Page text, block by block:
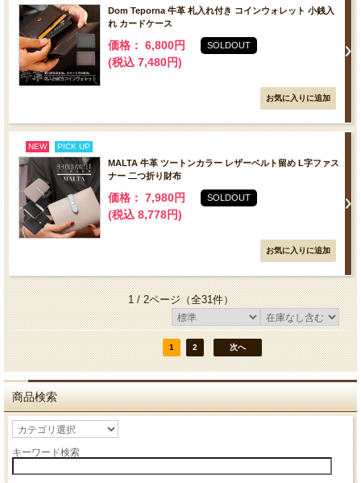
Dom Teporna 牛革 札入れ付き コインウォレット 小銭入
れ カードケース
価格： 6,800円
(税込 7,480円)
SOLDOUT
NEW PICK UP
MALTA 牛革 ツートンカラー レザーベルト留め L字ファス
ナー 二つ折り財布
価格： 7,980円
(税込 8,778円)
SOLDOUT
1 / 2ページ（全31件）
1 2 次へ
商品検索
キーワード検索